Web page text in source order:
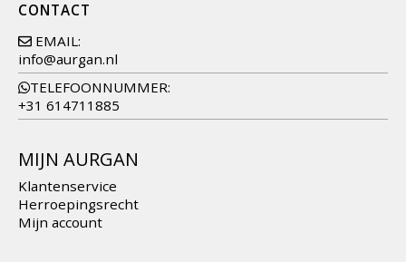
CONTACT
EMAIL:
info@aurgan.nl
TELEFOONNUMMER:
+31 614711885
MIJN AURGAN
Klantenservice
Herroepingsrecht
Mijn account